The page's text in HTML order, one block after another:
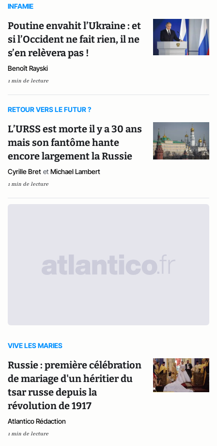
INFAMIE
Poutine envahit l’Ukraine : et
si l’Occident ne fait rien, il ne
s’en relèvera pas !
Benoît Rayski
1 min de lecture
RETOUR VERS LE FUTUR ?
L’URSS est morte il y a 30 ans
mais son fantôme hante
encore largement la Russie
Cyrille Bret et Michael Lambert
1 min de lecture
VIVE LES MARIES
Russie : première célébration
de mariage d'un héritier du
tsar russe depuis la
révolution de 1917
Atlantico Rédaction
1 min de lecture